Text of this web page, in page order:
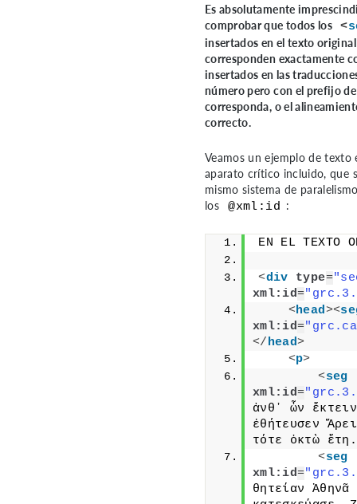
Es absolutamente
comprobar que todos los
<
insertados en el texto
corresponden exactamente
insertados en las
número pero con el prefijo
corresponda, o el
correcto.
Veamos un ejemplo de texto
aparato crítico incluido, que
mismo sistema de
los
@xml:id :
EN EL TEXTO
<div type=
xml:id=
<head><
xml:id=
</head>
<p>
<seg
xml:id=
ἀνθʼ ὧν
ἐθήτευσεν
τότε ὀκτὼ ἔτη.
<seg
xml:id=
θητείαν Ἀθηνᾶ